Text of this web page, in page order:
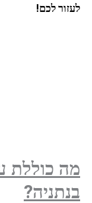
לעזור לכם!
מה כוללת
בנתניה?